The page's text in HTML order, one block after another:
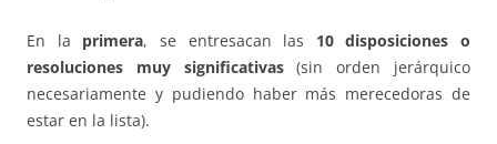
En la primera, se entresacan las 10 disposiciones o
resoluciones muy significativas(sin orden jerárquico
necesariamente y pudiendo haber más merecedoras de
estar en la lista).